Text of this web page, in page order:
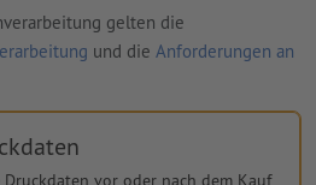
gelten die
und die Anforderungen an
vor oder nach dem Kauf